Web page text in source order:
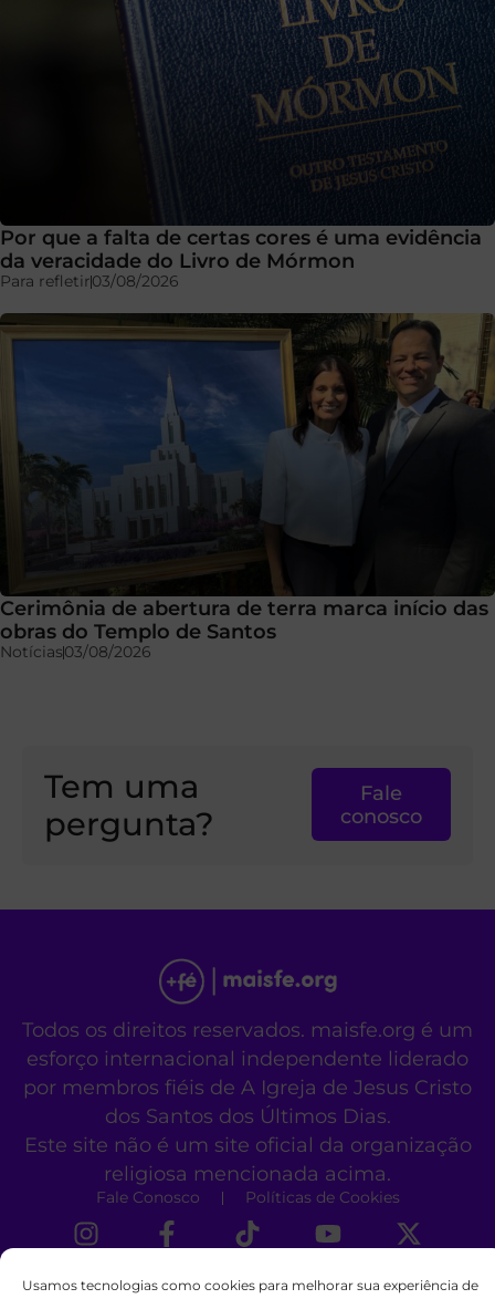
Usamos tecnologias como cookies para melhorar sua experiência de
Por que a falta de certas cores é uma evidência
da veracidade do Livro de Mórmon
Para refletir03/08/2026
Cerimônia de abertura de terra marca início das
obras do Templo de Santos
Notícias03/08/2026
Tem uma
pergunta?
Fale
conosco
Todos os direitos reservados. maisfe.org é um
esforço internacional independente liderado
por membros fiéis de A Igreja de Jesus Cristo
dos Santos dos Últimos Dias.
Este site não é um site oficial da organização
religiosa mencionada acima.
Fale Conosco Políticas de Cookies